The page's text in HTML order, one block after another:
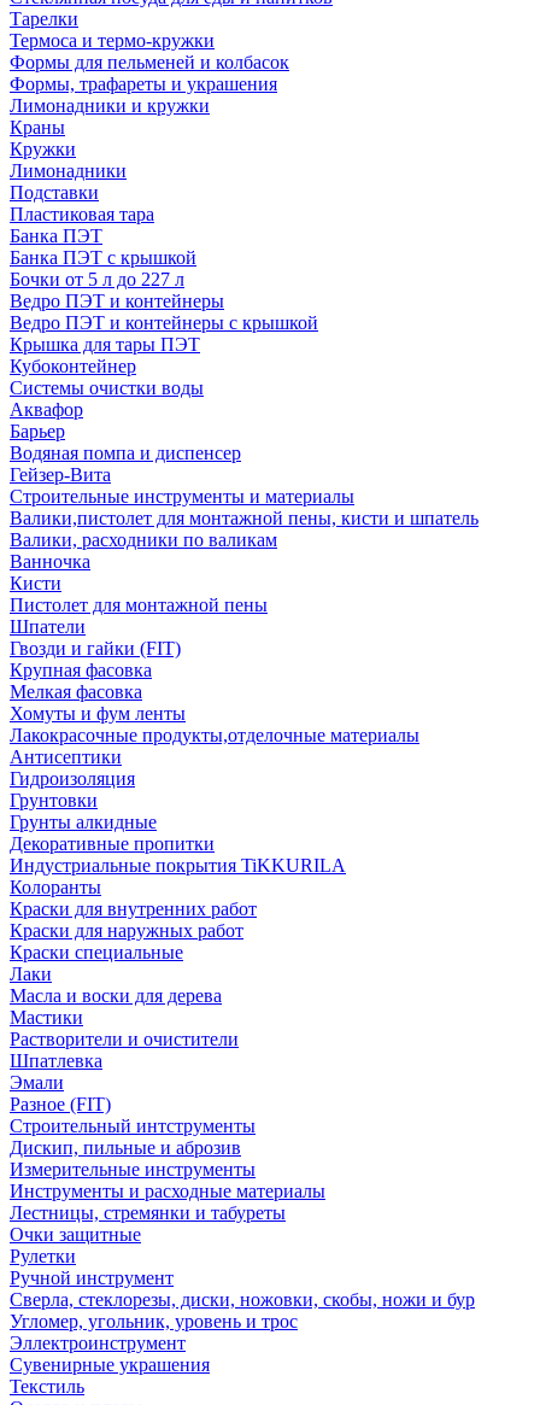
Тарелки
Термоса и термо-кружки
Формы для пельменей и колбасок
Формы, трафареты и украшения
Лимонадники и кружки
Краны
Кружки
Лимонадники
Подставки
Пластиковая тара
Банка ПЭТ
Банка ПЭТ с крышкой
Бочки от 5 л до 227 л
Ведро ПЭТ и контейнеры
Ведро ПЭТ и контейнеры с крышкой
Крышка для тары ПЭТ
Кубоконтейнер
Системы очистки воды
Аквафор
Барьер
Водяная помпа и диспенсер
Гейзер-Вита
Строительные инструменты и материалы
Валики,пистолет для монтажной пены, кисти и шпатель
Валики, расходники по валикам
Ванночка
Кисти
Пистолет для монтажной пены
Шпатели
Гвозди и гайки (FIT)
Крупная фасовка
Мелкая фасовка
Хомуты и фум ленты
Лакокрасочные продукты,отделочные материалы
Антисептики
Гидроизоляция
Грунтовки
Грунты алкидные
Декоративные пропитки
Индустриальные покрытия TiKKURILA
Колоранты
Краски для внутренних работ
Краски для наружных работ
Краски специальные
Лаки
Масла и воски для дерева
Мастики
Растворители и очистители
Шпатлевка
Эмали
Разное (FIT)
Строительный интструменты
Дискип, пильные и аброзив
Измерительные инструменты
Инструменты и расходные материалы
Лестницы, стремянки и табуреты
Очки защитные
Рулетки
Ручной инструмент
Сверла, стеклорезы, диски, ножовки, скобы, ножи и бур
Угломер, угольник, уровень и трос
Эллектроинструмент
Сувенирные украшения
Текстиль